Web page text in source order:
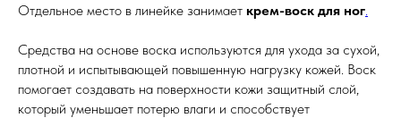
Отдельное место в линейке занимает крем-воск для ног
Средства на основе воска используются для ухода за сухой,
плотной и испытывающей повышенную нагрузку кожей. Воск
помогает создавать на поверхности кожи защитный слой,
который уменьшает потерю влаги и способствует